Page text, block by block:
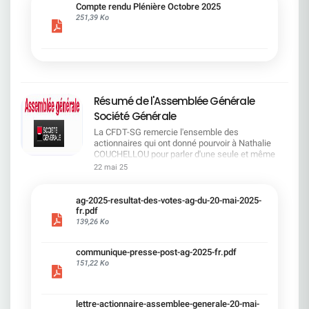
cadre du dialogue social.Bonne lecture !
Compte rendu Plénière Octobre 2025
251,39 Ko
Résumé de l'Assemblée Générale
Société Générale
La CFDT-SG remercie l'ensemble des
actionnaires qui ont donné pourvoir à Nathalie
COUCHELLOU pour parler d'une seule et même
voix.L'assemblée Générale s'est ouverte avec 4
souligné la forte amélioration en 2024 de tous les
facteurs financiers et le premier trimestre 2025
encourageant.Le Directeur Général, Slawomir
solide. Etre une banque simple et intégrée. Etre
une banque efficace. Etre une banque rentable. Le
22 mai 25
ag-2025-resultat-des-votes-ag-du-20-mai-2025-
fr.pdf
139,26 Ko
communique-presse-post-ag-2025-fr.pdf
151,22 Ko
lettre-actionnaire-assemblee-generale-20-mai-